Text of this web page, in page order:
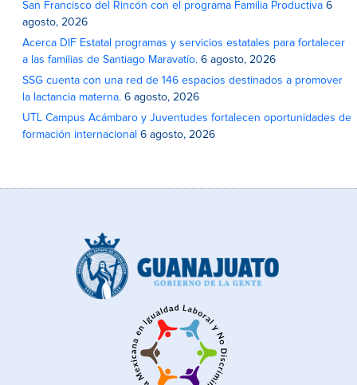
San Francisco del Rincón con el programa Familia Productiva 6
agosto, 2026
Acerca DIF Estatal programas y servicios estatales para fortalecer
a las familias de Santiago Maravatío. 6 agosto, 2026
SSG cuenta con una red de 146 espacios destinados a promover
la lactancia materna. 6 agosto, 2026
UTL Campus Acámbaro y Juventudes fortalecen oportunidades de
formación internacional 6 agosto, 2026